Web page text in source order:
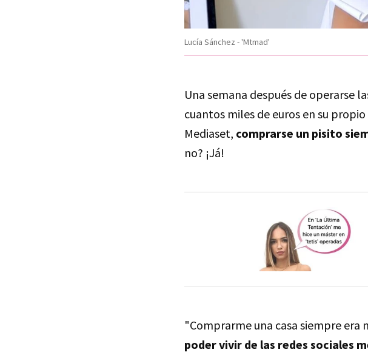
Lucía Sánchez - 'Mtmad'
Una semana después de operarse
cuantos miles de euros en su
Mediaset, comprarse un pisito
no? ¡Já!
"Comprarme una casa siempre era
poder vivir de las redes sociales